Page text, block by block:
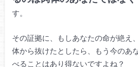
す。
その証拠に、もしあなたの命が絶え
体から抜けたとしたら、もう今のあ
べることはあり得ないですよね？